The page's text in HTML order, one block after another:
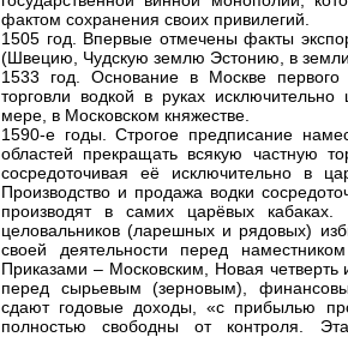
фактом сохранения своих привилегий.
1505 год. Впервые отмечены факты
(Швецию, Чудскую землю Эстонию, в земли
1533 год. Основание в Москве первого
торговли водкой в руках
мере, в Московском княжестве.
1590-е годы. Строгое предписание
областей прекращать всякую частную
сосредоточивая её исключительно в
Производство и продажа водки
производят в самих царёвых
целовальников (ларешных и рядовых)
своей деятельности перед
Приказами – Московским, Новая
перед сырьевым (зерновым),
сдают годовые доходы, «с прибылью
полностью свободны от контроля.